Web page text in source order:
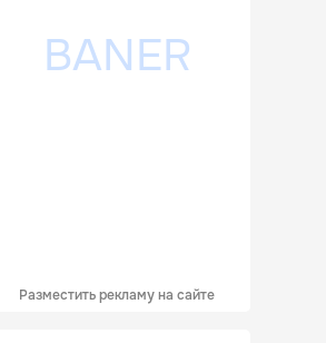
Разместить рекламу на сайте